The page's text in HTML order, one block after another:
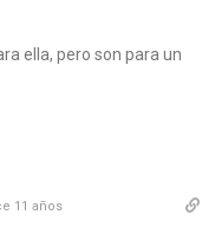
ella, pero son para un
11 años